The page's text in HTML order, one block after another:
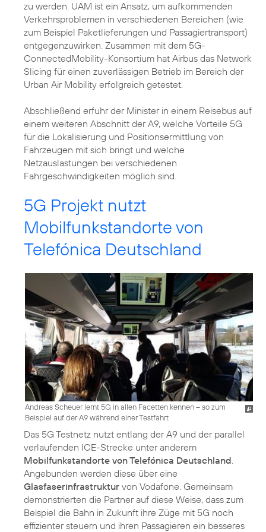
zu werden. UAM ist ein Ansatz, um aufkommenden
Verkehrsproblemen in verschiedenen Bereichen (wie
zum Beispiel Paketlieferungen und Passagiertransport)
entgegenzuwirken. Zusammen mit dem 5G-
ConnectedMobility-Konsortium hat Airbus das Network
Slicing für einen zuverlässigen Betrieb im Bereich der
Urban Air Mobility erfolgreich getestet.
Abschließend erfuhr der Minister in einem Reisebus auf
einem weiteren Abschnitt der A9, welche Vorteile 5G
für die Lokalisierung und Positionsermittlung von
Fahrzeugen mit sich bringt und welche
Netzauslastungen bei verschiedenen
Fahrgeschwindigkeiten möglich sind.
5G Projekt nutzt
Mobilfunkstandorte von
Telefónica Deutschland
Andreas Scheuer lernt 5G in allen Facetten kennen – so zum
Beispiel auf der A9 während einer Testfahrt
Das 5G Testnetz nutzt entlang der A9 und der parallel
verlaufenden ICE-Strecke unter anderem
Mobilfunkstandorte von Telefónica Deutschland.
Angebunden werden diese über eine
Glasfaserinfrastruktur von Vodafone. Gemeinsam
demonstrierten die Partner auf diese Weise, dass zum
Beispiel die Bahn in Zukunft ihre Züge mit 5G noch
effizienter steuern und ihren Passagieren ein besseres